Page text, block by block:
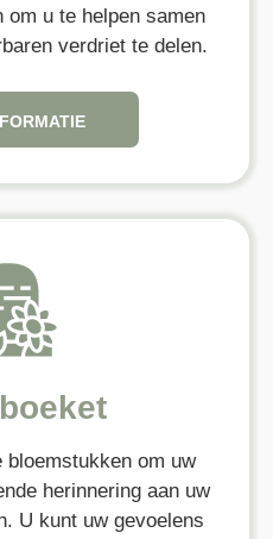
u te helpen samen
verdriet te delen.
om uw
herinnering aan uw
U kunt uw gevoelens